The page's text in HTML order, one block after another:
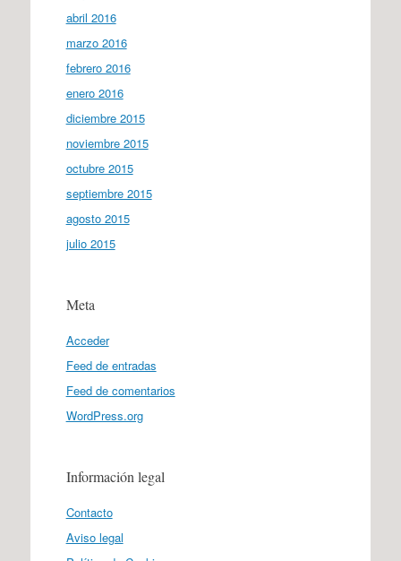
abril 2016
marzo 2016
febrero 2016
enero 2016
diciembre 2015
noviembre 2015
octubre 2015
septiembre 2015
agosto 2015
julio 2015
Meta
Acceder
Feed de entradas
Feed de comentarios
WordPress.org
Información legal
Contacto
Aviso legal